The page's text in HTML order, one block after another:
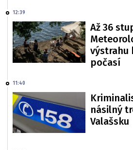
12:39
Až 36
výstrahu
počasí
11:40
násilný
Valašsku